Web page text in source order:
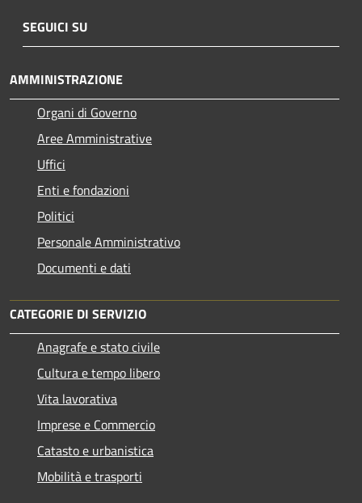
SEGUICI SU
AMMINISTRAZIONE
Organi di Governo
Aree Amministrative
Uffici
Enti e fondazioni
Politici
Personale Amministrativo
Documenti e dati
CATEGORIE DI SERVIZIO
Anagrafe e stato civile
Cultura e tempo libero
Vita lavorativa
Imprese e Commercio
Catasto e urbanistica
Mobilità e trasporti